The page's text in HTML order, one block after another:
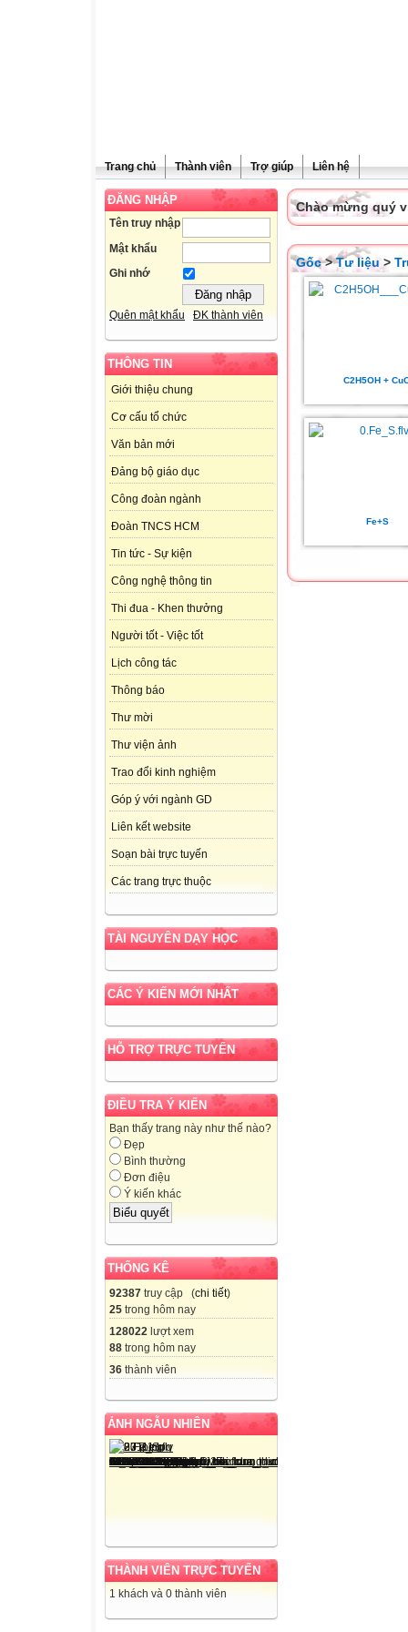
Trang chủ Thành viên Trợ giúp Liên hệ
ĐĂNG NHẬP
Tên truy nhập
Mật khẩu
Ghi nhớ
Quên mật khẩu ĐK thành viên
THÔNG TIN
Giới thiệu chung
Cơ cấu tổ chức
Văn bản mới
Đảng bộ giáo dục
Công đoàn ngành
Đoàn TNCS HCM
Tin tức - Sự kiện
Công nghệ thông tin
Thi đua - Khen thưởng
Người tốt - Việc tốt
Lịch công tác
Thông báo
Thư mời
Thư viện ảnh
Trao đổi kinh nghiệm
Góp ý với ngành GD
Liên kết website
Soạn bài trực tuyến
Các trang trực thuộc
TÀI NGUYÊN DẠY HỌC
CÁC Ý KIẾN MỚI NHẤT
HỖ TRỢ TRỰC TUYẾN
ĐIỀU TRA Ý KIẾN
Bạn thấy trang này như thế nào?
Đẹp
Bình thường
Đơn điệu
Ý kiến khác
THỐNG KÊ
92387 truy cập (chi tiết)
25 trong hôm nay
128022 lượt xem
88 trong hôm nay
36 thành viên
ẢNH NGẪU NHIÊN
THÀNH VIÊN TRỰC TUYẾN
1 khách và 0 thành viên
Chào mừng quý
Gốc>Tư liệu>
C2H5OH +
Fe+S